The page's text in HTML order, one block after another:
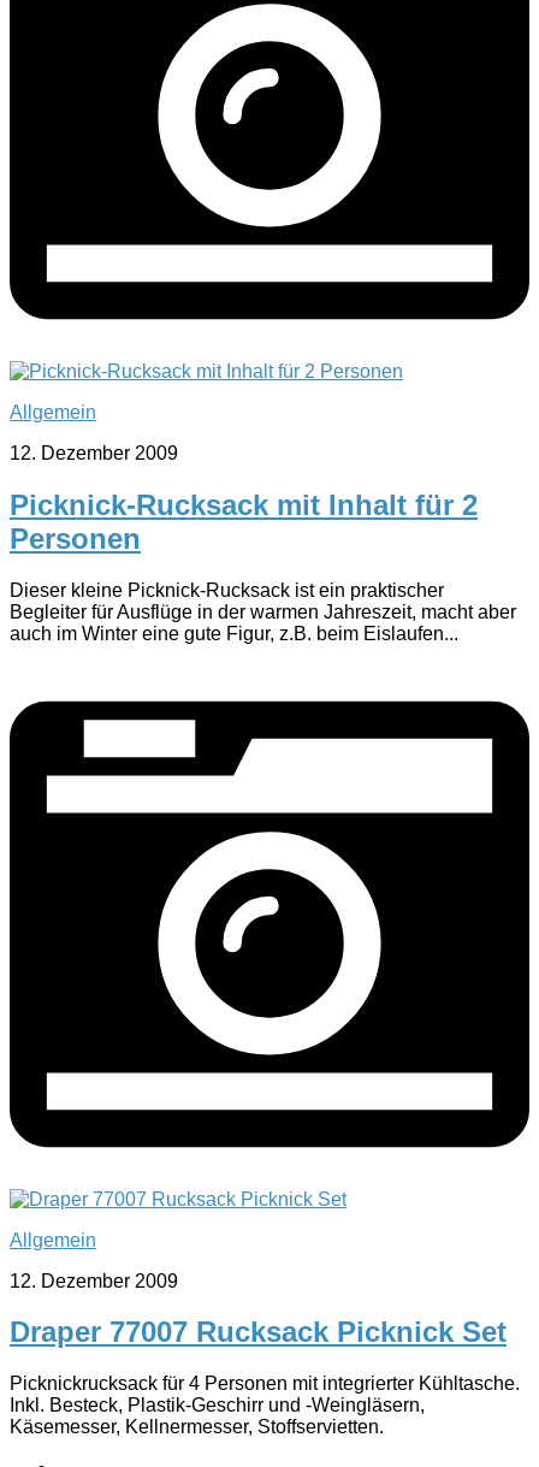
Allgemein
12. Dezember 2009
Picknick-Rucksack mit Inhalt für 2
Personen
Dieser kleine Picknick-Rucksack ist ein praktischer
Begleiter für Ausflüge in der warmen Jahreszeit, macht aber
auch im Winter eine gute Figur, z.B. beim Eislaufen...
Allgemein
12. Dezember 2009
Draper 77007 Rucksack Picknick Set
Picknickrucksack für 4 Personen mit integrierter Kühltasche.
Inkl. Besteck, Plastik-Geschirr und -Weingläsern,
Käsemesser, Kellnermesser, Stoffservietten.